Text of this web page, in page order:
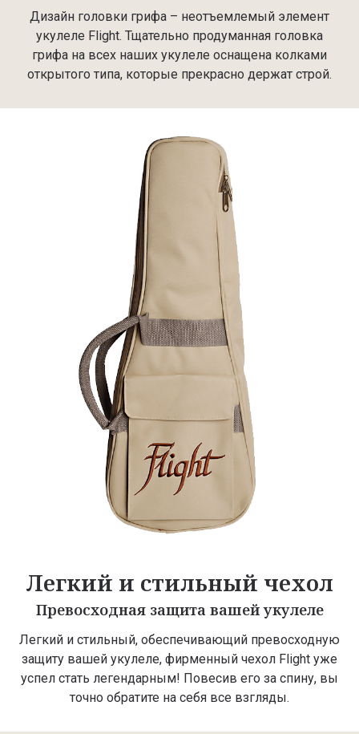
Дизайн головки грифа – неотъемлемый элемент
укулеле Flight. Тщательно продуманная головка
грифа на всех наших укулеле оснащена колками
открытого типа, которые прекрасно держат строй.
Легкий и стильный чехол
Превосходная защита вашей укулеле
Легкий и стильный, обеспечивающий превосходную
защиту вашей укулеле, фирменный чехол Flight уже
успел стать легендарным! Повесив его за спину, вы
точно обратите на себя все взгляды.